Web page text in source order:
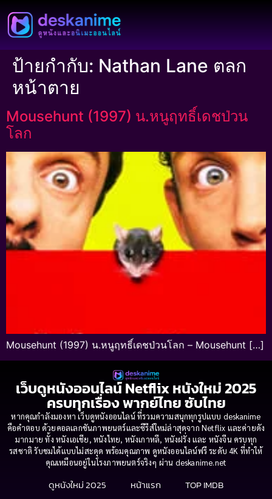
ป้ายกำกับ: Nathan Lane ตลก
หน้าตาย
Mousehunt (1997) น.หนูฤทธิ์เดชป่วน
โลก
Mousehunt (1997) น.หนูฤทธิ์เดชป่วนโลก – Mousehunt […]
เว็บดูหนังออนไลน์ Netflix หนังใหม่ 2025
ครบทุกเรื่อง พากย์ไทย ซับไทย
หากคุณกำลังมองหา เว็บดูหนังออนไลน์ ที่รวมความสนุกทุกรูปแบบ deskanime
คือคำตอบ ด้วยคอลเลกชันภาพยนตร์และซีรีส์ใหม่ล่าสุดจาก Netflix และค่ายดัง
มากมาย ทั้ง หนังเอเชีย, หนังไทย, หนังเกาหลี, หนังฝรั่ง และ หนังจีน ครบทุก
รสชาติ รับชมได้แบบไม่สะดุด พร้อมคุณภาพ ดูหนังออนไลน์ฟรี ระดับ 4K ที่ทำให้
คุณเหมือนอยู่ในโรงภาพยนตร์จริงๆ ผ่าน deskanime.net
ดูหนังใหม่ 2025 หน้าแรก
TOP IMDB